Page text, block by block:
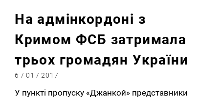
На адмінкордоні з
Кримом ФСБ затримала
трьох громадян України
6 / 01 / 2017
У пункті пропуску «Джанкой» представники